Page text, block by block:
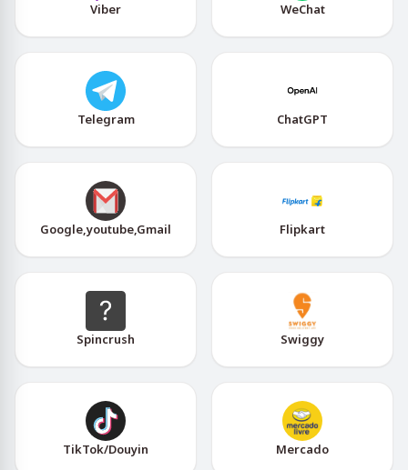
Viber WeChat
Telegram ChatGPT
Google,youtube,Gmail Flipkart
Spincrush Swiggy
TikTok/Douyin Mercado